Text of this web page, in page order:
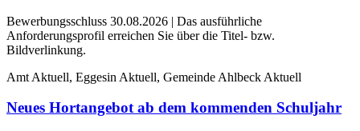
Bewerbungsschluss 30.08.2026 | Das ausführliche
Anforderungsprofil erreichen Sie über die Titel- bzw.
Bildverlinkung.
Amt Aktuell, Eggesin Aktuell, Gemeinde Ahlbeck Aktuell
Neues Hortangebot ab dem kommenden Schuljahr